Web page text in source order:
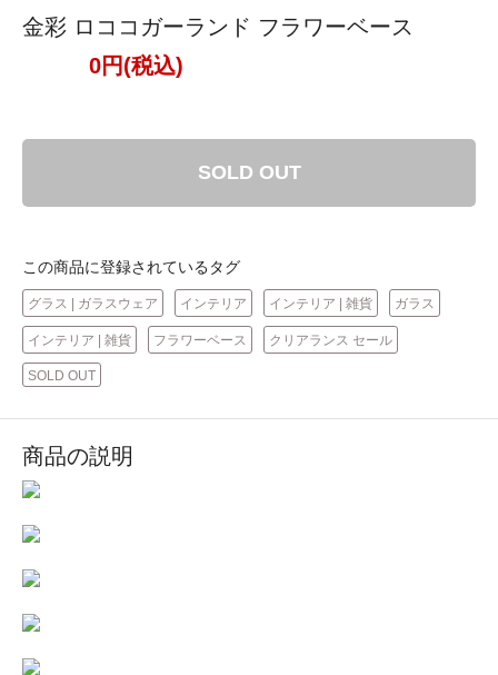
金彩 ロココガーランド フラワーベース
0円(税込)
SOLD OUT
この商品に登録されているタグ
グラス | ガラスウェア インテリア インテリア | 雑貨 ガラス
インテリア | 雑貨 フラワーベース クリアランス セール
SOLD OUT
商品の説明